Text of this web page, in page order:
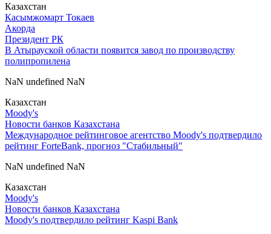
Казахстан
Касымжомарт Токаев
Акорда
Президент РК
В Атырауской области появится завод по производству
полипропилена
NaN undefined NaN
Казахстан
Moody's
Новости банков Казахстана
Международное рейтинговое агентство Moody's подтвердило
рейтинг ForteBank, прогноз "Стабильный"
NaN undefined NaN
Казахстан
Moody's
Новости банков Казахстана
Moody's подтвердило рейтинг Kaspi Bank